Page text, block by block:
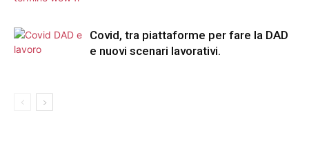
Covid, tra piattaforme per fare la DAD
e nuovi scenari lavorativi.